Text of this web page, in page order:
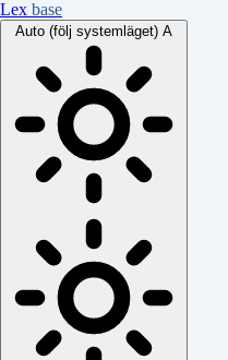
Lex base
Auto (följ systemläget) A